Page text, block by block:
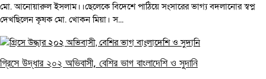
মো. আনোয়ারুল ইসলাম।।ছেলেকে বিদেশে পাঠিয়ে সংসারের ভাগ্য বদলানোর স্বপ্ন
দেখছিলেন কৃষক মো. খোকন মিয়া। স...
গ্রিসে উদ্ধার ২০২ অভিবাসী, বেশির ভাগ বাংলাদেশি ও সুদানি